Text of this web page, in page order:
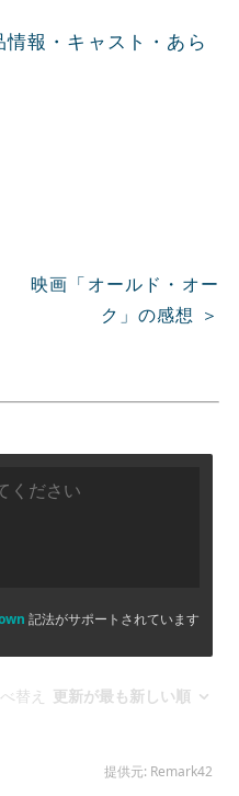
報・キャスト・あら
映画「オールド・オー
ク」の感想 ＞